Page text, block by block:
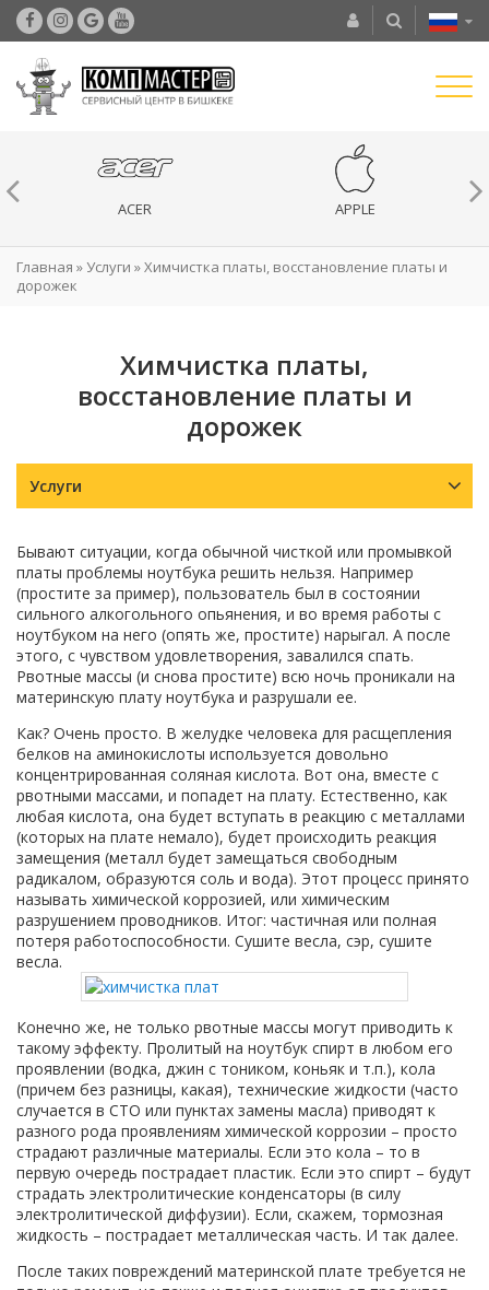
ACER APPLE
Главная »Услуги »Химчистка платы, восстановление платы и
дорожек
Химчистка платы,
восстановление платы и
дорожек
Услуги
Бывают ситуации, когда обычной чисткой или промывкой
платы проблемы ноутбука решить нельзя. Например
(простите за пример), пользователь был в состоянии
сильного алкогольного опьянения, и во время работы с
ноутбуком на него (опять же, простите) нарыгал. А после
этого, с чувством удовлетворения, завалился спать.
Рвотные массы (и снова простите) всю ночь проникали на
материнскую плату ноутбука и разрушали ее.
Как? Очень просто. В желудке человека для расщепления
белков на аминокислоты используется довольно
концентрированная соляная кислота. Вот она, вместе с
рвотными массами, и попадет на плату. Естественно, как
любая кислота, она будет вступать в реакцию с металлами
(которых на плате немало), будет происходить реакция
замещения (металл будет замещаться свободным
радикалом, образуются соль и вода). Этот процесс принято
называть химической коррозией, или химическим
разрушением проводников. Итог: частичная или полная
потеря работоспособности. Сушите весла, сэр, сушите
весла.
Конечно же, не только рвотные массы могут приводить к
такому эффекту. Пролитый на ноутбук спирт в любом его
проявлении (водка, джин с тоником, коньяк и т.п.), кола
(причем без разницы, какая), технические жидкости (часто
случается в СТО или пунктах замены масла) приводят к
разного рода проявлениям химической коррозии – просто
страдают различные материалы. Если это кола – то в
первую очередь пострадает пластик. Если это спирт – будут
страдать электролитические конденсаторы (в силу
электролитической диффузии). Если, скажем, тормозная
жидкость – пострадает металлическая часть. И так далее.
После таких повреждений материнской плате требуется не